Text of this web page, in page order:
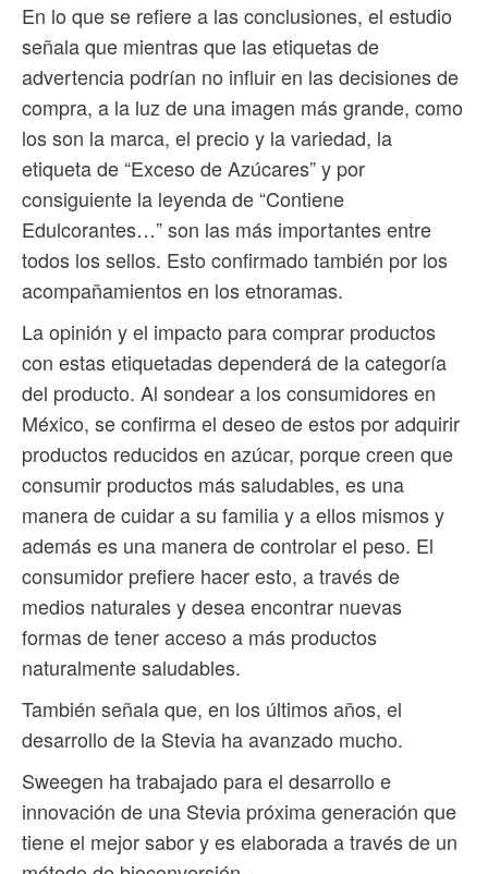
En lo que se refiere a las conclusiones, el estudio
señala que mientras que las etiquetas de
advertencia podrían no influir en las decisiones de
compra, a la luz de una imagen más grande, como
los son la marca, el precio y la variedad, la
etiqueta de “Exceso de Azúcares” y por
consiguiente la leyenda de “Contiene
Edulcorantes…” son las más importantes entre
todos los sellos. Esto confirmado también por los
acompañamientos en los etnoramas.
La opinión y el impacto para comprar productos
con estas etiquetadas dependerá de la categoría
del producto. Al sondear a los consumidores en
México, se confirma el deseo de estos por adquirir
productos reducidos en azúcar, porque creen que
consumir productos más saludables, es una
manera de cuidar a su familia y a ellos mismos y
además es una manera de controlar el peso. El
consumidor prefiere hacer esto, a través de
medios naturales y desea encontrar nuevas
formas de tener acceso a más productos
naturalmente saludables.
También señala que, en los últimos años, el
desarrollo de la Stevia ha avanzado mucho.
Sweegen ha trabajado para el desarrollo e
innovación de una Stevia próxima generación que
tiene el mejor sabor y es elaborada a través de un